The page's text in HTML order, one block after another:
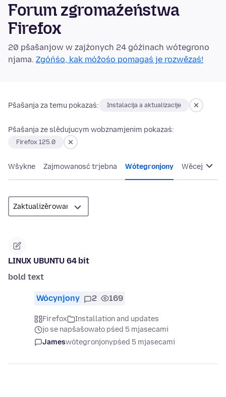
Forum zgromaźeństwa
Firefox
20 pšašanjow w zajźonych 24 góźinach wótegrono
njama. Zgóńśo, kak móžośo pomagaś je rozwězaś!
Pšašanja za temu pokazaś: Instalacija a aktualizacije
Pšašanja ze slědujucym wobznamjenim pokazaś:
Firefox 125.0
Wšykne Zajmowanosć trjebna Wótegronjony Wěcej
LINUX UBUNTU 64 bit
bold text
Wócynjony 2 169
Firefox
Installation and updates
jo se napšašowało pśed 5 mjasecami
Jameswótegronjonypśed 5 mjasecami